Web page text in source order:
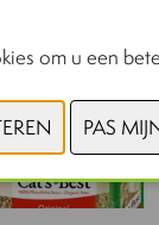
om u een